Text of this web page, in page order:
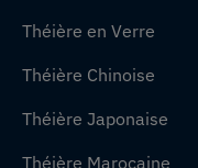
Théière en Verre
Théière Chinoise
Théière Japonaise
Théière Marocaine